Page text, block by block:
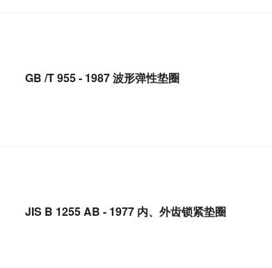
GB /T 955 - 1987 波形弹性垫圈
JIS B 1255 AB - 1977 内、外齿锁紧垫圈